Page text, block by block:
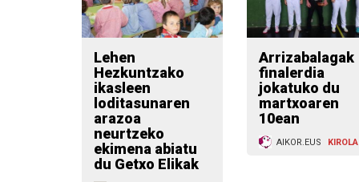
Lehen
Hezkuntzako
ikasleen
loditasunaren
arazoa
neurtzeko
ekimena abiatu
du Getxo Elikak
Arrizabalagak
finalerdia
jokatuko du
martxoaren
10ean
AIKOR.EUS KIROLA